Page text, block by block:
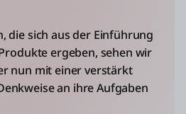
die sich aus der Einführung
ergeben, sehen wir
nun mit einer verstärkt
an ihre Aufgaben